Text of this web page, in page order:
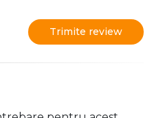
Trimite review